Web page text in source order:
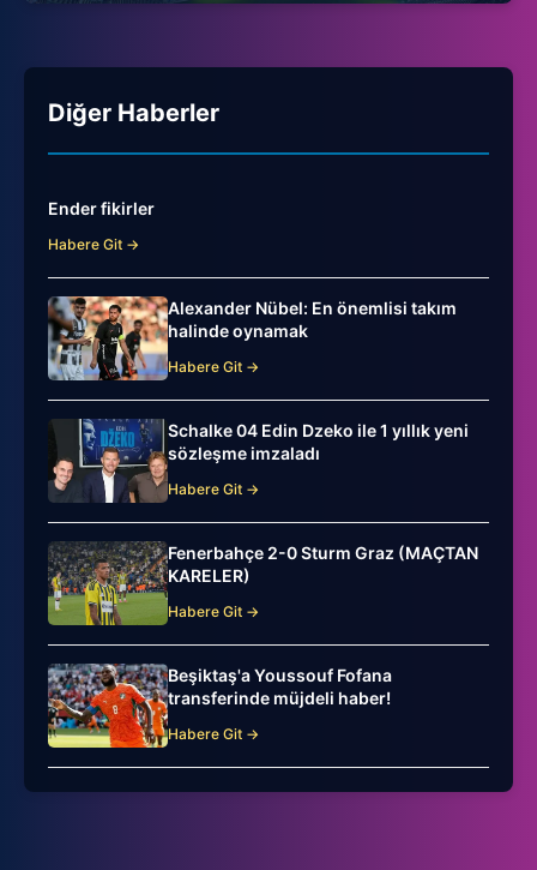
Diğer Haberler
Ender fikirler
Habere Git →
Alexander Nübel: En önemlisi takım
halinde oynamak
Habere Git →
Schalke 04 Edin Dzeko ile 1 yıllık yeni
sözleşme imzaladı
Habere Git →
Fenerbahçe 2-0 Sturm Graz (MAÇTAN
KARELER)
Habere Git →
Beşiktaş'a Youssouf Fofana
transferinde müjdeli haber!
Habere Git →